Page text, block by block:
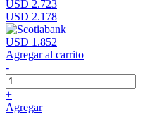
USD 2.723
USD 2.178
USD 1.852
Agregar al carrito
-
+
Agregar